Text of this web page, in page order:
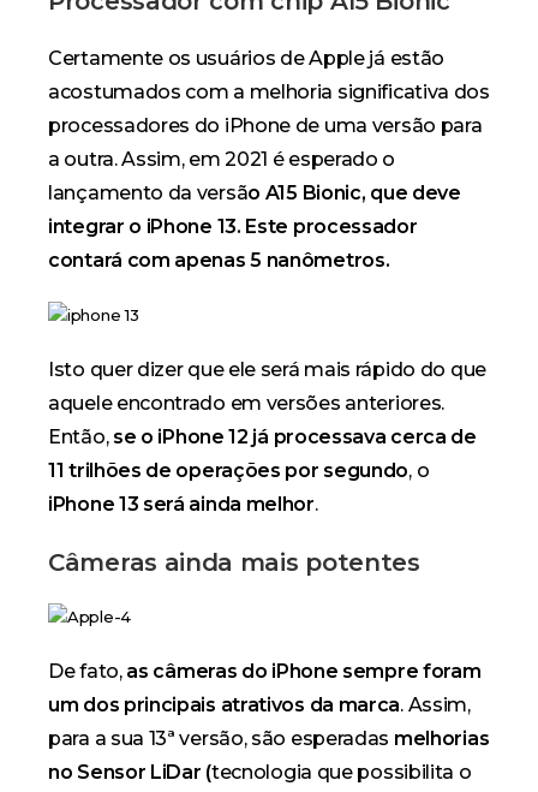
Certamente os usuários de Apple já estão
acostumados com a melhoria significativa dos
processadores do iPhone de uma versão para
a outra. Assim, em 2021 é esperado o
lançamento da versão A15 Bionic, que deve
integrar o iPhone 13. Este processador
contará com apenas 5 nanômetros.
Isto quer dizer que ele será mais rápido do que
aquele encontrado em versões anteriores.
Então, se o iPhone 12 já processava cerca de
11 trilhões de operações por segundo, o
iPhone 13 será ainda melhor.
Câmeras ainda mais potentes
De fato, as câmeras do iPhone sempre foram
um dos principais atrativos da marca. Assim,
para a sua 13ª versão, são esperadas melhorias
no Sensor LiDar (tecnologia que possibilita o